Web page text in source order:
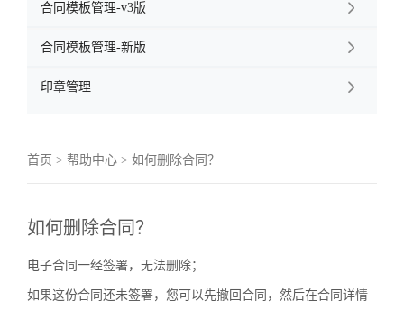
合同模板管理-v3版 
合同模板管理-新版 
印章管理 
首页 > 帮助中心 > 如何删除合同？
如何删除合同？
电子合同一经签署，无法删除；
如果这份合同还未签署，您可以先撤回合同，然后在合同详情